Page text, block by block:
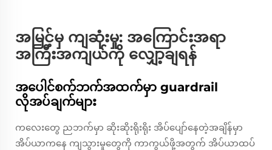
အမြင့်မှ ကျဆုံးမှု: အကြောင်းအရာ
အကြီးအကျယ်ကို လျှော့ချရန်
အပေါင်စက်ဘက်အထက်မှာ guardrail
လိုအပ်ချက်များ
ကလေးတွေ ညဘက်မှာ ဆိုးဆိုးရိုးရိုး အိပ်ပျော်နေတဲ့အချိန်မှာ
အိပ်ယာကနေ ကျသွားမှုတွေကို ကာကွယ်ဖို့အတွက် အိပ်ယာထပ်